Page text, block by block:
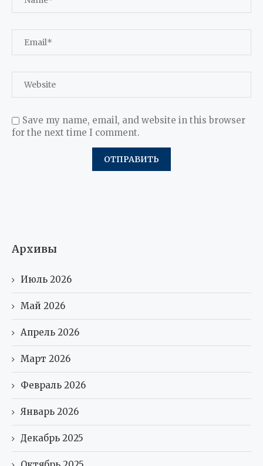
Save my name, email, and website in this browser
for the next time I comment.
Архивы
Июль 2026
Май 2026
Апрель 2026
Март 2026
Февраль 2026
Январь 2026
Декабрь 2025